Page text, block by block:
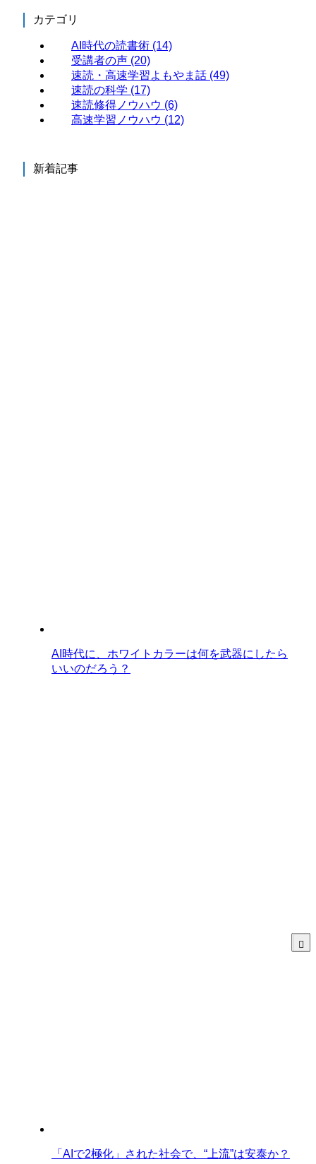
カテゴリ
AI時代の読書術 (14)
受講者の声 (20)
速読・高速学習よもやま話 (49)
速読の科学 (17)
速読修得ノウハウ (6)
高速学習ノウハウ (12)
新着記事
AI時代に、ホワイトカラーは何を武器にしたら
いいのだろう？
「AIで2極化」された社会で、“上流”は安泰か？